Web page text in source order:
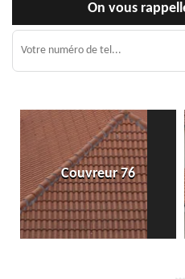
On vous
Démoussage de
76